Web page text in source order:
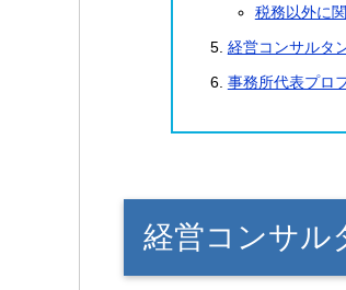
税務以外に
経営コンサルタ
事務所代表プロ
経営コンサル